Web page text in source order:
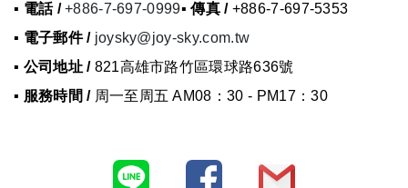
▪ 電話 / +886-7-697-0999▪ 傳真 / +886-7-697-5353
▪ 電子郵件 / joysky@joy-sky.com.tw
▪ 公司地址 / 821高雄市路竹區環球路636號
▪ 服務時間 / 周一至周五 AM08：30 - PM17：30